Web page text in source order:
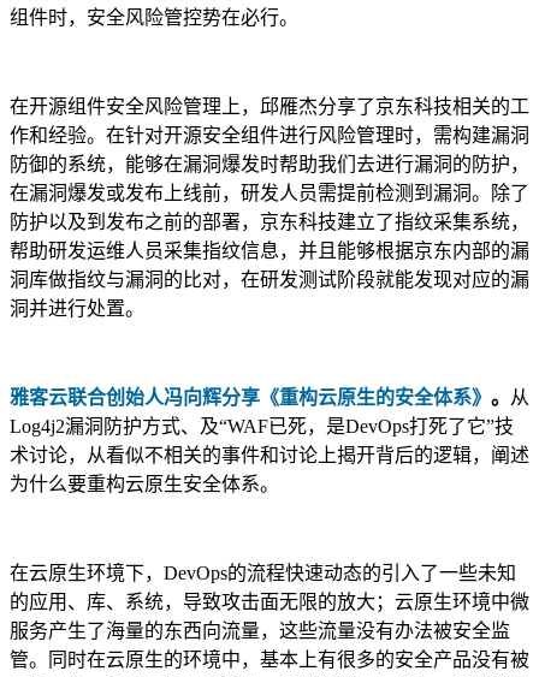
组件时，安全风险管控势在必行。
在开源组件安全风险管理上，邱雁杰分享了京东科技相关的工
作和经验。在针对开源安全组件进行风险管理时，需构建漏洞
防御的系统，能够在漏洞爆发时帮助我们去进行漏洞的防护，
在漏洞爆发或发布上线前，研发人员需提前检测到漏洞。除了
防护以及到发布之前的部署，京东科技建立了指纹采集系统，
帮助研发运维人员采集指纹信息，并且能够根据京东内部的漏
洞库做指纹与漏洞的比对，在研发测试阶段就能发现对应的漏
洞并进行处置。
雅客云联合创始人冯向辉分享《重构云原生的安全体系》 。
从
Log4j2漏洞防护方式、及“WAF已死，是DevOps打死了它”技
术讨论，从看似不相关的事件和讨论上揭开背后的逻辑，阐述
为什么要重构云原生安全体系。
在云原生环境下，DevOps的流程快速动态的引入了一些未知
的应用、库、系统，导致攻击面无限的放大；云原生环境中微
服务产生了海量的东西向流量，这些流量没有办法被安全监
管。同时在云原生的环境中，基本上有很多的安全产品没有被